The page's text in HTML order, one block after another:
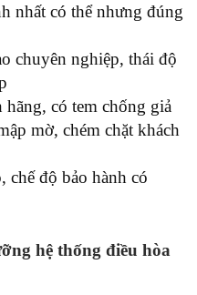
nhất có thể nhưng đúng
chuyên nghiệp, thái độ
có tem chống giả
mờ, chém chặt khách
chế độ bảo hành có
hệ thống điều hòa